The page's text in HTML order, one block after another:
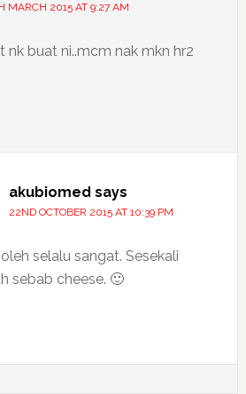
MARCH 2015 AT 9:27 AM
nk buat ni..mcm nak mkn hr2
akubiomed says
22ND OCTOBER 2015 AT 10:39 PM
selalu sangat. Sesekali
sebab cheese. 🙂